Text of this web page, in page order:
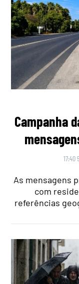
Campanha
17:40
As mensagens
com
referências